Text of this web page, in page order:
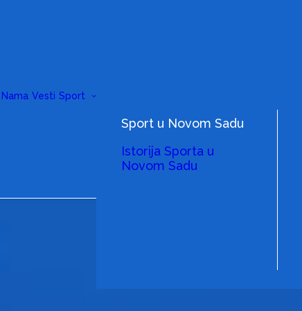
Vesti Sport
Sport u Novom Sadu
Istorija Sporta u
Novom Sadu